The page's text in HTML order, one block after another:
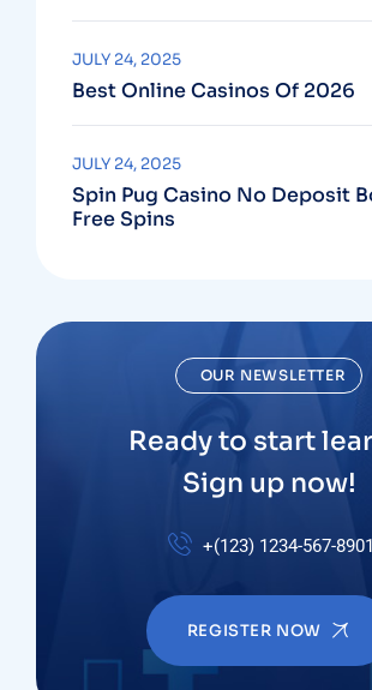
Best Online Casinos Of 2026
JULY 24, 2025
Spin Pug Casino No Deposit
Free Spins
JULY 24, 2025
OUR NEWSLETTER
Ready to start
Sign up now!
+(123) 1234-567-8901
REGISTER NOW